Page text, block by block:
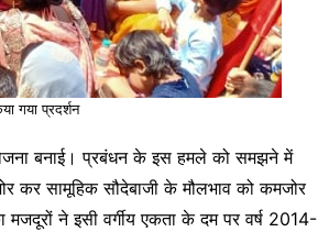
गया प्रदर्शन
बनाई। प्रबंधन के इस हमले को समझने में
कर सामूहिक सौदेबाजी के मौलभाव को कमजोर
ने इसी वर्गीय एकता के दम पर वर्ष 2014-